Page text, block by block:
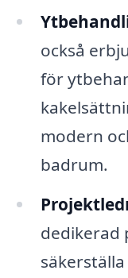
också
för
modern
badrum.
dedikerad